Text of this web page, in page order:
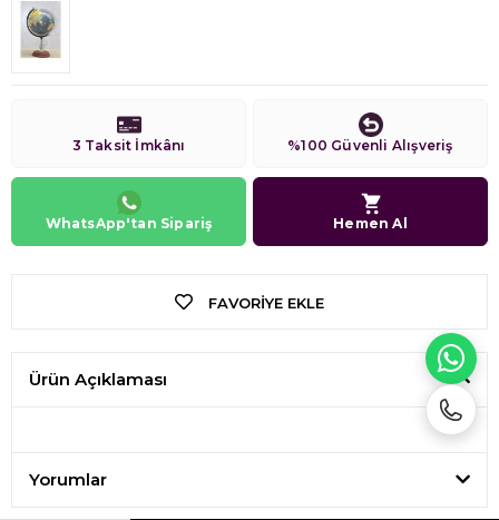
3 Taksit İmkânı %100 Güvenli Alışveriş
WhatsApp'tan Sipariş Hemen Al
FAVORIYE EKLE
Ürün Açıklaması
Yorumlar